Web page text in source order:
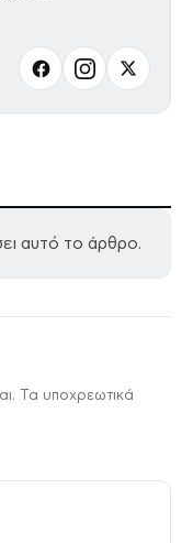
αυτό το άρθρο.
Τα υποχρεωτικά